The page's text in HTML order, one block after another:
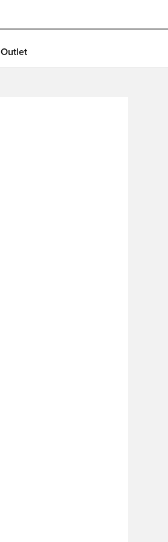
Outlet